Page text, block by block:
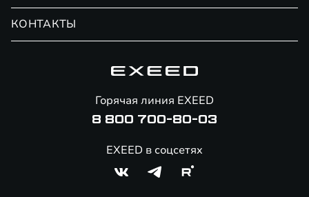
Сервис
Помощь на дорогах
КОНТАКТЫ
Горячая линия EXEED
8 800 700-80-03
EXEED в соцсетях